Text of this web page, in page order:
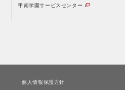
甲南学園サービスセンター
個人情報保護方針